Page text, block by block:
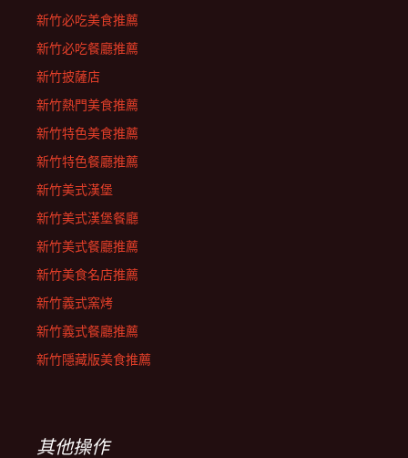
新竹必吃美食推薦
新竹必吃餐廳推薦
新竹披薩店
新竹熱門美食推薦
新竹特色美食推薦
新竹特色餐廳推薦
新竹美式漢堡
新竹美式漢堡餐廳
新竹美式餐廳推薦
新竹美食名店推薦
新竹義式窯烤
新竹義式餐廳推薦
新竹隱藏版美食推薦
其他操作